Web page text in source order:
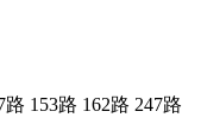
153路 162路 247路